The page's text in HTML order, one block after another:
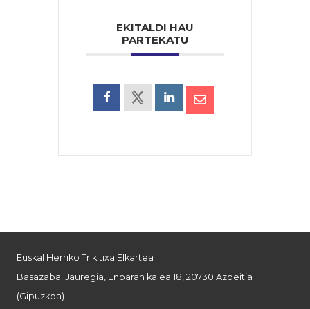
EKITALDI HAU
PARTEKATU
Euskal Herriko Trikitixa Elkartea
Basazabal Jauregia, Enparan kalea 18, 20730 Azpeitia
(Gipuzkoa)